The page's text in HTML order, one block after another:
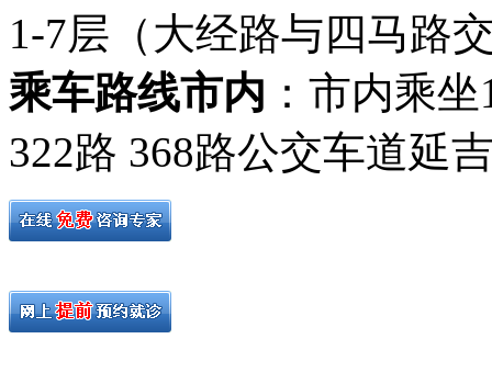
1-7层（大经路与四马路
乘车路线市内 ：市内乘
322路 368路公交车道延